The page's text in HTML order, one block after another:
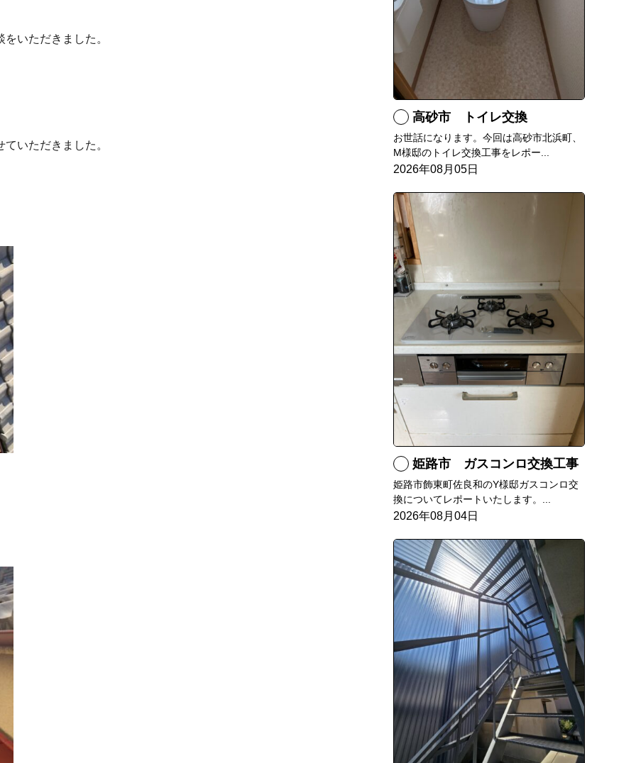
いただきました。
いただきました。
高砂市 トイレ交換
お世話になります。今回は高砂市北浜町、
M様邸のトイレ交換工事をレポー...
2026年08月05日
姫路市 ガスコンロ交換工事
姫路市飾東町佐良和のY様邸ガスコンロ交
換についてレポートいたします。...
2026年08月04日